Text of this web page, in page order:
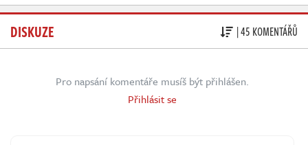
DISKUZE | 45 KOMENTÁŘŮ
Pro napsání komentáře musíš být přihlášen.
Přihlásit se